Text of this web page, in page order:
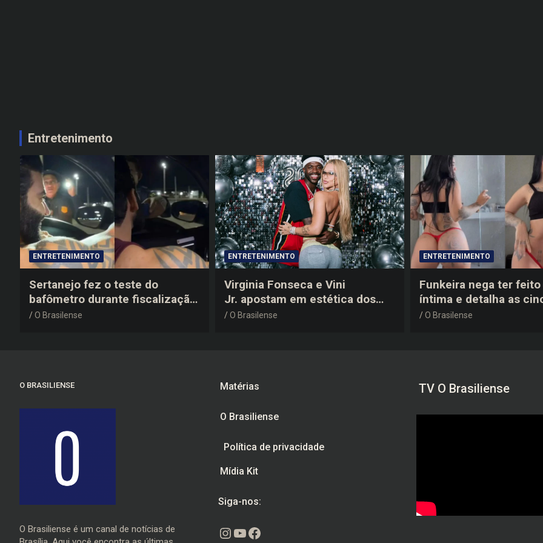
Entretenimento
ENTRETENIMENTO
Sertanejo fez o teste do
bafômetro durante fiscalização
na estrada, deu resultado
O Brasilense
ENTRETENIMENTO
Virginia Fonseca e Vini
Jr. apostam em estética dos
anos 2000 em festa de
O Brasilense
ENTRETENIMENTO
Funkeira nega ter
íntima e detalha as
plásticas que realizou
O Brasilense
O BRASILIENSE
O Brasiliense é um canal de notícias de
Matérias
O Brasiliense
Política de privacidade
Mídia Kit
Siga-nos:
Instagram
Youtube
Facebook
TV O Brasiliense